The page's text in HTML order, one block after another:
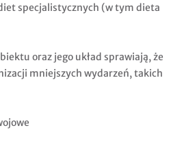
specjalistycznych (w tym dieta
oraz jego układ sprawiają, że
mniejszych wydarzeń, takich